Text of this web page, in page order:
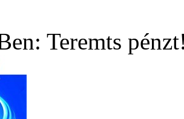
Teremts